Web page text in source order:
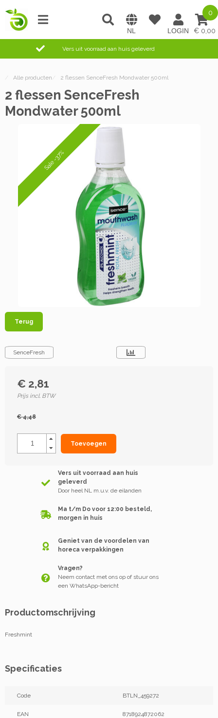
0,00
0
Vers uit voorraad aan huis geleverd
/ Alle producten / 2 flessen SenceFresh Mondwater 500ml
2 flessen SenceFresh
Mondwater 500ml
Sale -37%
Terug
SenceFresh
€ 2,81
Prijs incl. BTW
€ 4,48
Toevoegen
Vers uit voorraad aan huis
geleverd
Door heel NL m.u.v. de eilanden
Ma t/m Do voor 12:00 besteld,
morgen in huis
Geniet van de voordelen van
horeca verpakkingen
Vragen?
Neem contact met ons op of stuur ons
een WhatsApp-bericht
Productomschrijving
Freshmint
Specificaties
Code BTLN_459272
EAN 8718924872062